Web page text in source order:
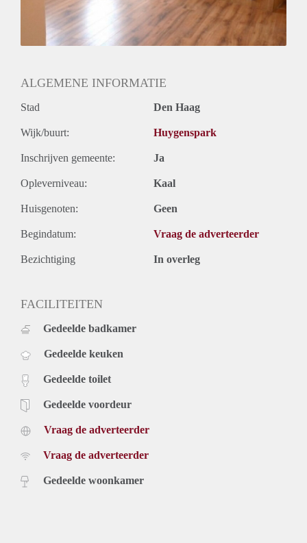
ALGEMENE INFORMATIE
Stad Den Haag
Wijk/buurt: Huygenspark
Inschrijven gemeente: Ja
Opleverniveau: Kaal
Huisgenoten: Geen
Begindatum: Vraag de adverteerder
Bezichtiging In overleg
FACILITEITEN
Gedeelde badkamer
Gedeelde keuken
Gedeelde toilet
Gedeelde voordeur
Vraag de adverteerder
Vraag de adverteerder
Gedeelde woonkamer